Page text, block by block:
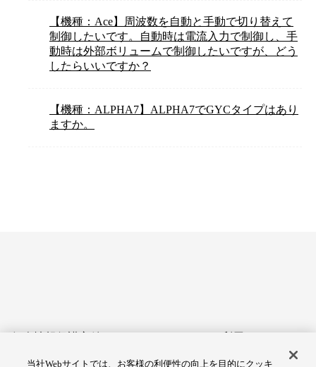
【機種：Ace】周波数を自動と手動で切り替えて
制御したいです。自動時は電流入力で制御し、手
動時は外部ボリュームで制御したいですが、どう
したらいいですか？
【機種：ALPHA7】ALPHA7でGYCタイプはあり
ますか。
当社Webサイトでは、お客様の利便性の向上を目的にクッキ